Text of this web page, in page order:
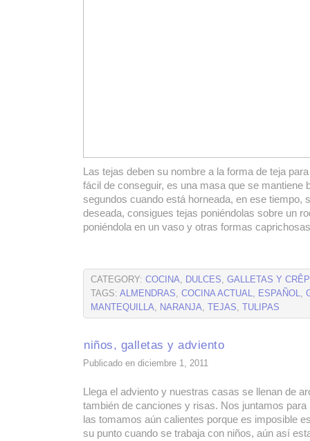
Las tejas deben su nombre a la forma de teja
fácil de conseguir, es una masa que se mantiene
segundos cuando está horneada, en ese tiempo,
deseada, consigues tejas poniéndolas sobre un
poniéndola en un vaso y otras formas
CATEGORY: COCINA, DULCES, GALLETAS Y
TAGS: ALMENDRAS, COCINA ACTUAL, ESPAÑOL,
MANTEQUILLA, NARANJA, TEJAS, TULIPAS
niños, galletas y adviento
Publicado en diciembre 1, 2011
Llega el adviento y nuestras casas se llenan de
también de canciones y risas. Nos juntamos
las tomamos aún calientes porque es imposible
su punto cuando se trabaja con niños, aún así